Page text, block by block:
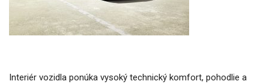
Interiér vozidla ponúka vysoký technický komfort, pohodlie a